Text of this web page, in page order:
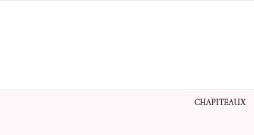
CHAPITEAUX